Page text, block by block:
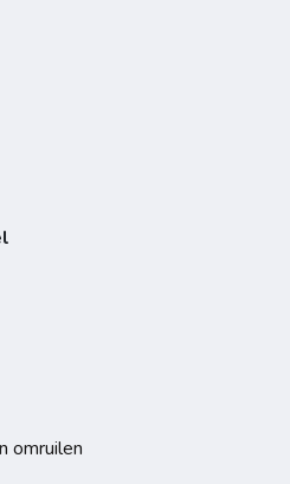
omruilen